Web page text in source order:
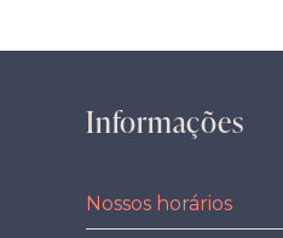
Informações
Nossos horários